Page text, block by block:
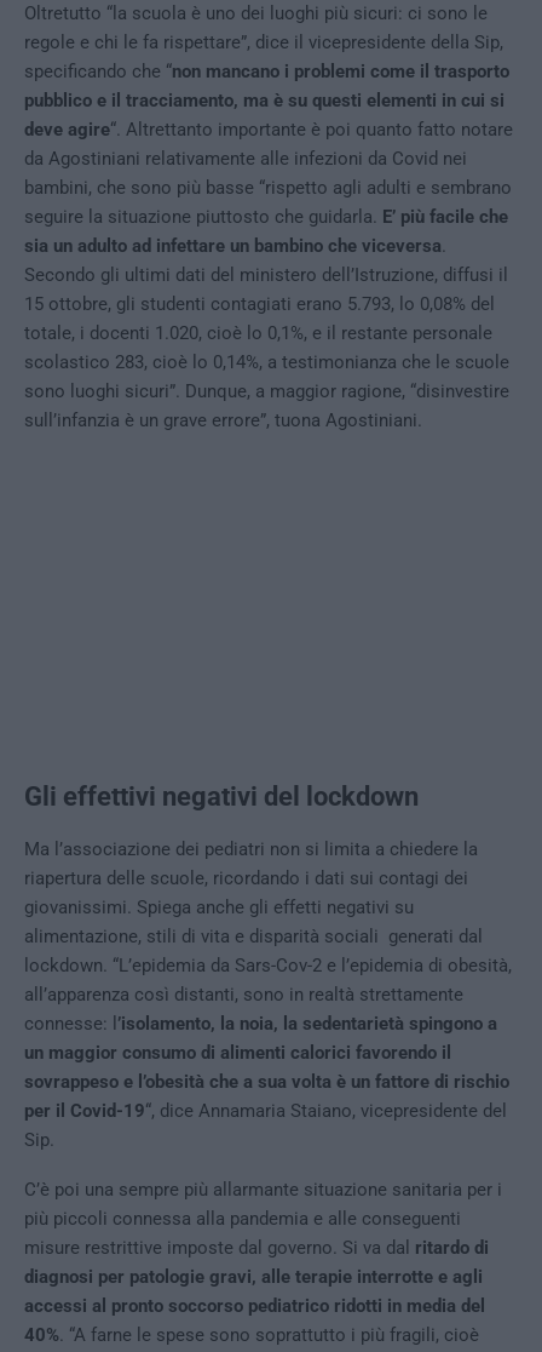
Oltretutto “la scuola è uno dei luoghi più sicuri: ci sono le
regole e chi le fa rispettare”, dice il vicepresidente della Sip,
specificando che “non mancano i problemi come il trasporto
pubblico e il tracciamento, ma è su questi elementi in cui si
deve agire“. Altrettanto importante è poi quanto fatto notare
da Agostiniani relativamente alle infezioni da Covid nei
bambini, che sono più basse “rispetto agli adulti e sembrano
seguire la situazione piuttosto che guidarla. E’ più facile che
sia un adulto ad infettare un bambino che viceversa.
Secondo gli ultimi dati del ministero dell’Istruzione, diffusi il
15 ottobre, gli studenti contagiati erano 5.793, lo 0,08% del
totale, i docenti 1.020, cioè lo 0,1%, e il restante personale
scolastico 283, cioè lo 0,14%, a testimonianza che le scuole
sono luoghi sicuri”. Dunque, a maggior ragione, “disinvestire
sull’infanzia è un grave errore”, tuona Agostiniani.
Gli effettivi negativi del lockdown
Ma l’associazione dei pediatri non si limita a chiedere la
riapertura delle scuole, ricordando i dati sui contagi dei
giovanissimi. Spiega anche gli effetti negativi su
alimentazione, stili di vita e disparità sociali generati dal
lockdown. “L’epidemia da Sars-Cov-2 e l’epidemia di obesità,
all’apparenza così distanti, sono in realtà strettamente
connesse: l ’isolamento, la noia, la sedentarietà spingono a
un maggior consumo di alimenti calorici favorendo il
sovrappeso e l’obesità che a sua volta è un fattore di rischio
per il Covid-19“, dice Annamaria Staiano, vicepresidente del
Sip.
C’è poi una sempre più allarmante situazione sanitaria per i
più piccoli connessa alla pandemia e alle conseguenti
misure restrittive imposte dal governo. Si va dal ritardo di
diagnosi per patologie gravi, alle terapie interrotte e agli
accessi al pronto soccorso pediatrico ridotti in media del
40%. “A farne le spese sono soprattutto i più fragili, cioè